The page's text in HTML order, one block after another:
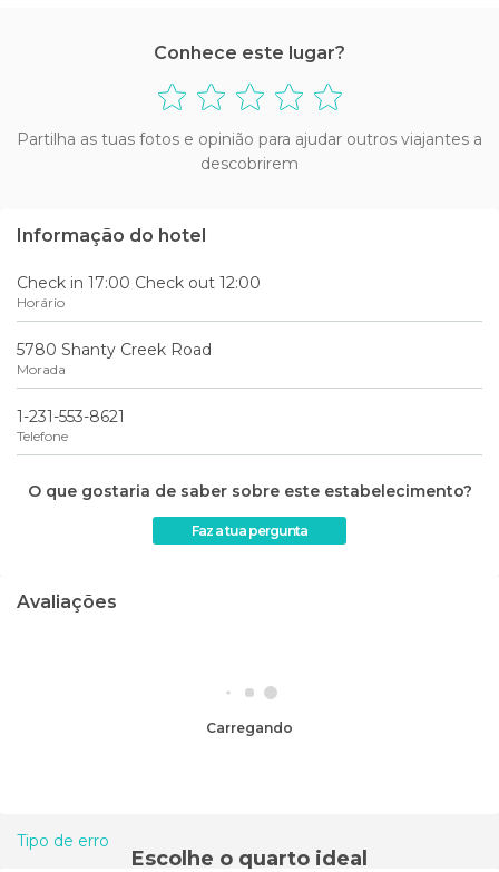
Conhece este lugar?
Partilha as tuas fotos e opinião para ajudar outros viajantes a
descobrirem
Informação do hotel
Check in 17:00 Check out 12:00
Horário
5780 Shanty Creek Road
Morada
1-231-553-8621
Telefone
O que gostaria de saber sobre este estabelecimento?
Faz a tua pergunta
Avaliações
Carregando
Tipo de erro
Escolhe o quarto ideal